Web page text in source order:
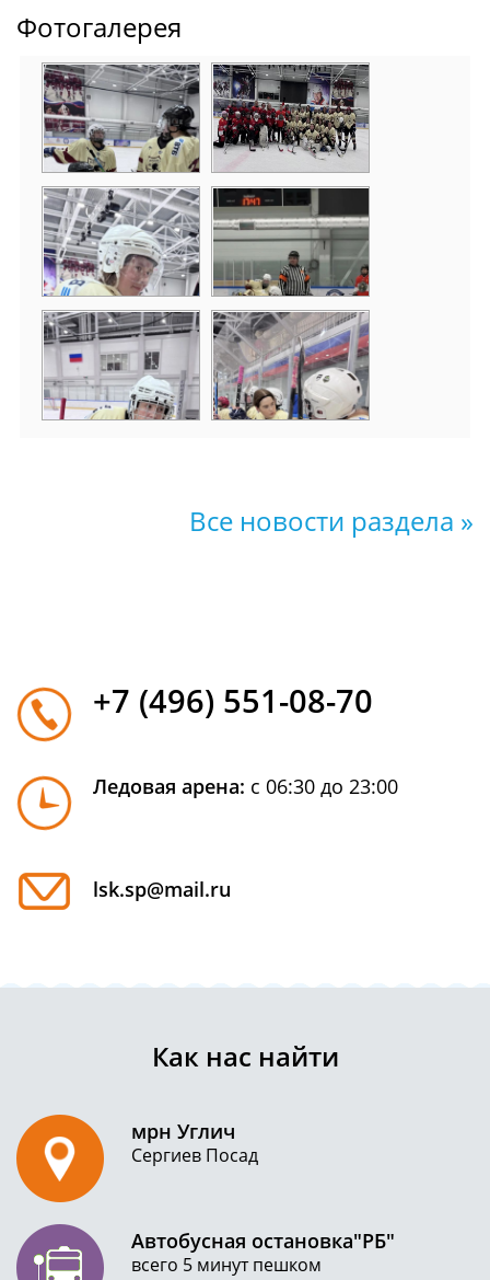
Фотогалерея
Все новости раздела »
+7 (496) 551-08-70
Ледовая арена: с 06:30 до 23:00
lsk.sp@mail.ru
Как нас найти
мрн Углич
Сергиев Посад
Автобусная остановка"РБ"
всего 5 минут пешком